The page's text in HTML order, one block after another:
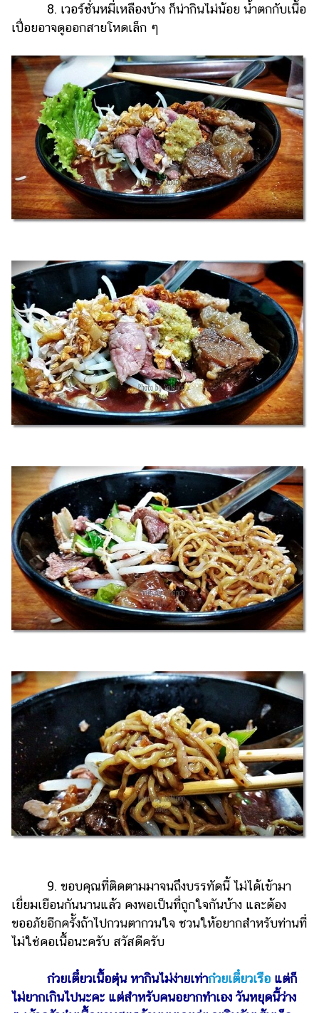
8. เวอร์ชั่นหมี่เหลืองบ้าง ก็น่ากินไม่น้อย น้ำตกกับเนื้อ
เปื่อยอาจดูออกสายโหดเล็ก ๆ
9. ขอบคุณที่ติดตามมาจนถึงบรรทัดนี้ ไม่ได้เข้ามา
เยี่ยมเยือนกันนานแล้ว คงพอเป็นที่ถูกใจกันบ้าง และต้อง
ขออภัยอีกครั้งถ้าไปกวนตากวนใจ ชวนให้อยากสำหรับท่านที่
ไม่ใช่คอเนื้อนะครับ สวัสดีครับ
ก๋วยเตี๋ยวเนื้อตุ๋น หากินไม่ง่ายเท่าก๋วยเตี๋ยวเรือ แต่ก็
ไม่ยากเกินไปนะคะ แต่สำหรับคนอยากทำเอง วันหยุดนี้ว่าง